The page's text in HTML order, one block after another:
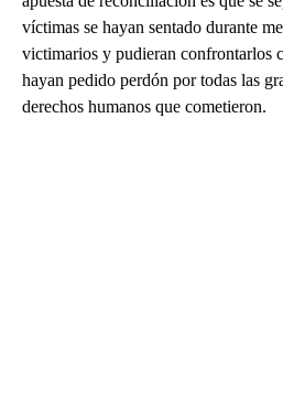
víctimas se hayan sentado durante
victimarios y pudieran confrontarlos
hayan pedido perdón por todas las
derechos humanos que cometieron.